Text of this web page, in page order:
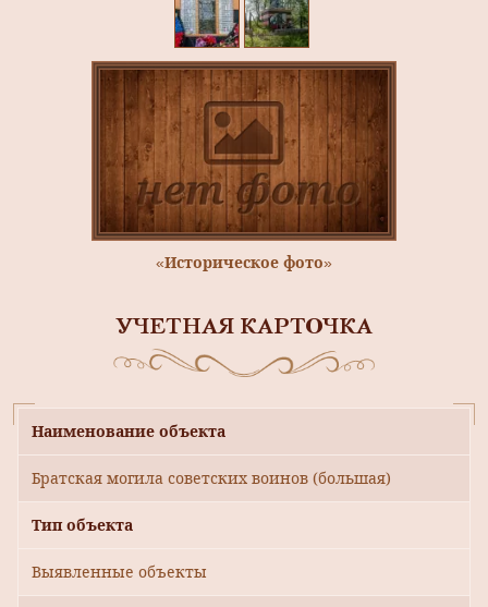
«Историческое фото»
УЧЕТНАЯ КАРТОЧКА
Наименование объекта
Братская могила советских воинов (большая)
Тип объекта
Выявленные объекты